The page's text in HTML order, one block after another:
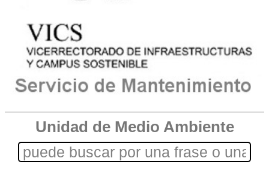
Unidad de Medio Ambiente